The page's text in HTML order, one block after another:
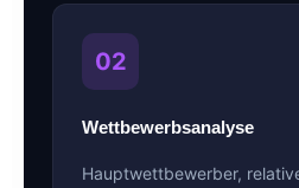
02
Wettbewerbsanalyse
Hauptwettbewerber,